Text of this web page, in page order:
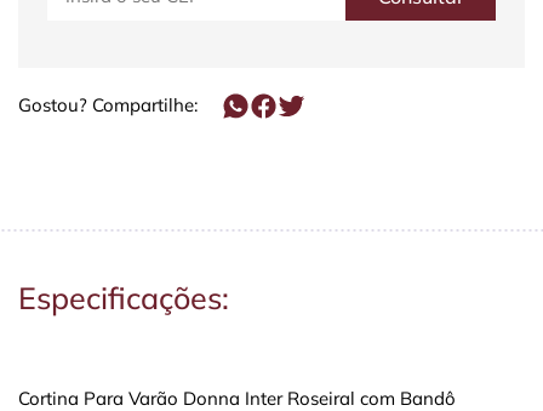
Gostou? Compartilhe:
Especificações:
Cortina Para Varão Donna Inter Roseiral com Bandô